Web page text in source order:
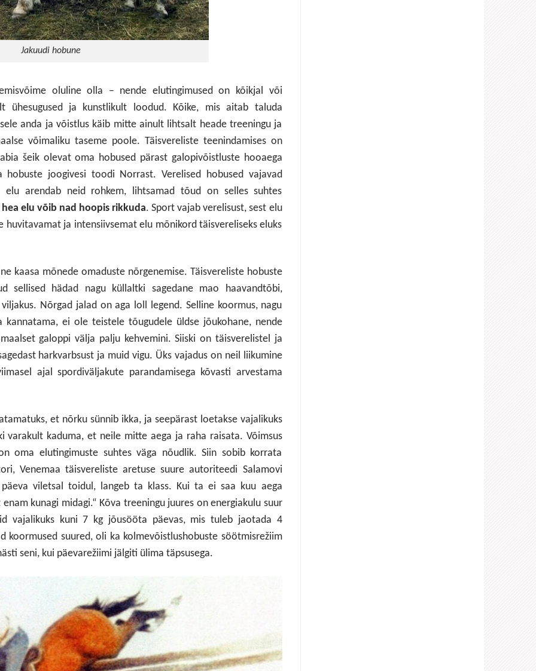
Jakuudi hobune
oluline olla – nende elutingimused on kõikjal või
ühesugused ja kunstlikult loodud. Kõike, mis aitab taluda
anda ja võistlus käib mitte ainult lihtsalt heade treeningu ja
võimaliku taseme poole. Täisvereliste teenindamises on
šeik olevat oma hobused pärast galopivõistluste hooaega
hobuste joogivesi toodi Norrast. Verelised hobused vajavad
arendab neid rohkem, lihtsamad tõud on selles suhtes
hea elu võib nad hoopis rikkuda. Sport vajab verelisust, sest elu
huvitavamat ja intensiivsemat elu mõnikord täisvereliseks eluks
kaasa mõnede omaduste nõrgenemise. Täisvereliste hobuste
sellised hädad nagu küllaltki sagedane mao haavandtõbi,
Nõrgad jalad on aga loll legend. Selline koormus, nagu
kannatama, ei ole teistele tõugudele üldse jõukohane, nende
galoppi välja palju kehvemini. Siiski on täisverelistel ja
harkvarbsust ja muid vigu. Üks vajadus on neil liikumine
ajal spordiväljakute parandamisega kõvasti arvestama
et nõrku sünnib ikka, ja seepärast loetakse vajalikuks
varakult kaduma, et neile mitte aega ja raha raisata. Võimsus
oma elutingimuste suhtes väga nõudlik. Siin sobib korrata
Venemaa täisvereliste aretuse suure autoriteedi Salamovi
viletsal toidul, langeb ta klass. Kui ta ei saa kuu aega
kunagi midagi.“ Kõva treeningu juures on energiakulu suur
vajalikuks kuni 7 kg jõusööta päevas, mis tuleb jaotada 4
koormused suured, oli ka kolmevõistlushobuste söötmisrežiim
seni, kui päevarežiimi jälgiti ülima täpsusega.